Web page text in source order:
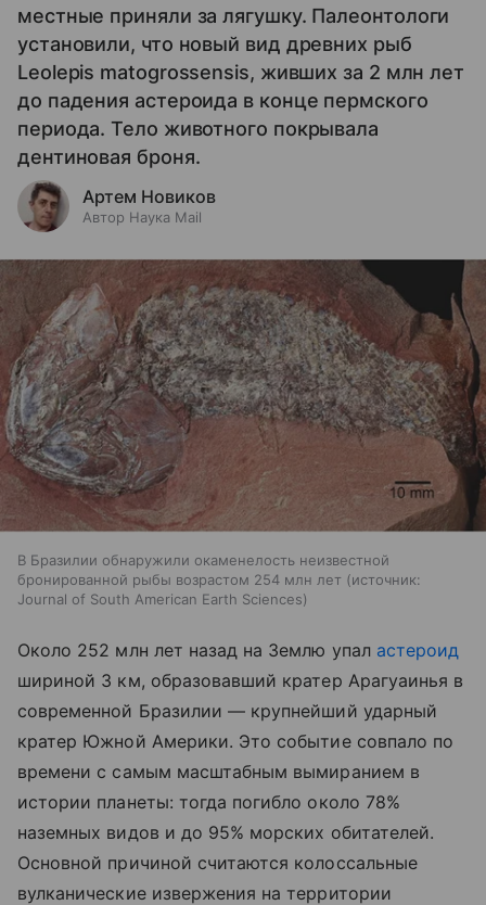
местные приняли за лягушку. Палеонтологи
установили, что новый вид древних рыб
Leolepis matogrossensis, живших за 2 млн лет
до падения астероида в конце пермского
периода. Тело животного покрывала
дентиновая броня.
Артем Новиков
Автор Наука Mail
В Бразилии обнаружили окаменелость неизвестной
бронированной рыбы возрастом 254 млн лет
источник:
Journal of South American Earth Sciences
Около 252 млн лет назад на Землю упал астероид
шириной 3 км, образовавший кратер Арагуаинья в
современной Бразилии — крупнейший ударный
кратер Южной Америки. Это событие совпало по
времени с самым масштабным вымиранием в
истории планеты: тогда погибло около 78%
наземных видов и до 95% морских обитателей.
Основной причиной считаются колоссальные
вулканические извержения на территории